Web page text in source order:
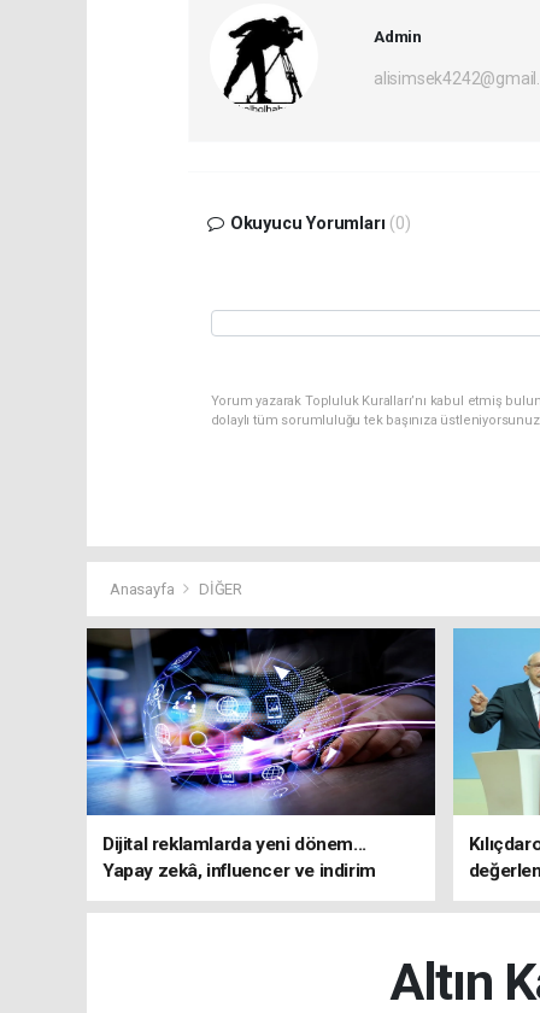
Admin
Okuyucu Yorumları (0)
Yorum yazarak Topluluk Kuralları’nı kabul etmiş
dolaylı tüm sorumluluğu tek başınıza
Anasayfa DİĞER
Dijital reklamlarda yeni dönem...
Yapay zekâ, influencer ve indirim
kampanyalarına sıkı kurallar
adresi
Altın